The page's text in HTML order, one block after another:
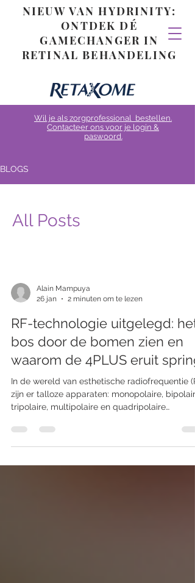
Wil je als zorgprofessional bestellen.
Contacteer ons voor je login &
paswoord.
NIEUW VAN HYDRINITY:
ONTDEK DÉ
GAMECHANGER IN
RETINAL BEHANDELING
BLOGS
All Posts
Alain Mampuya
26 jan
2 minuten om te lezen
RF-technologie uitgelegd: het
bos door de bomen zien en
waarom de 4PLUS eruit
In de wereld van esthetische radiofrequentie
zijn er talloze apparaten: monopolaire,
tripolaire, multipolaire en quadripolaire
bomen het bos niet meer ziet . In deze blog
leggen we de verschillen uit en laten we zien